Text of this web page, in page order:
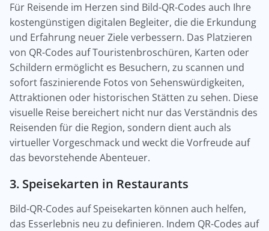
Für Reisende im Herzen sind Bild-QR-Codes auch Ihre
kostengünstigen digitalen Begleiter, die die Erkundung
und Erfahrung neuer Ziele verbessern. Das Platzieren
von QR-Codes auf Touristenbroschüren, Karten oder
Schildern ermöglicht es Besuchern, zu scannen und
sofort faszinierende Fotos von Sehenswürdigkeiten,
Attraktionen oder historischen Stätten zu sehen. Diese
visuelle Reise bereichert nicht nur das Verständnis des
Reisenden für die Region, sondern dient auch als
virtueller Vorgeschmack und weckt die Vorfreude auf
das bevorstehende Abenteuer.
3. Speisekarten in Restaurants
Bild-QR-Codes auf Speisekarten können auch helfen,
das Esserlebnis neu zu definieren. Indem QR-Codes auf